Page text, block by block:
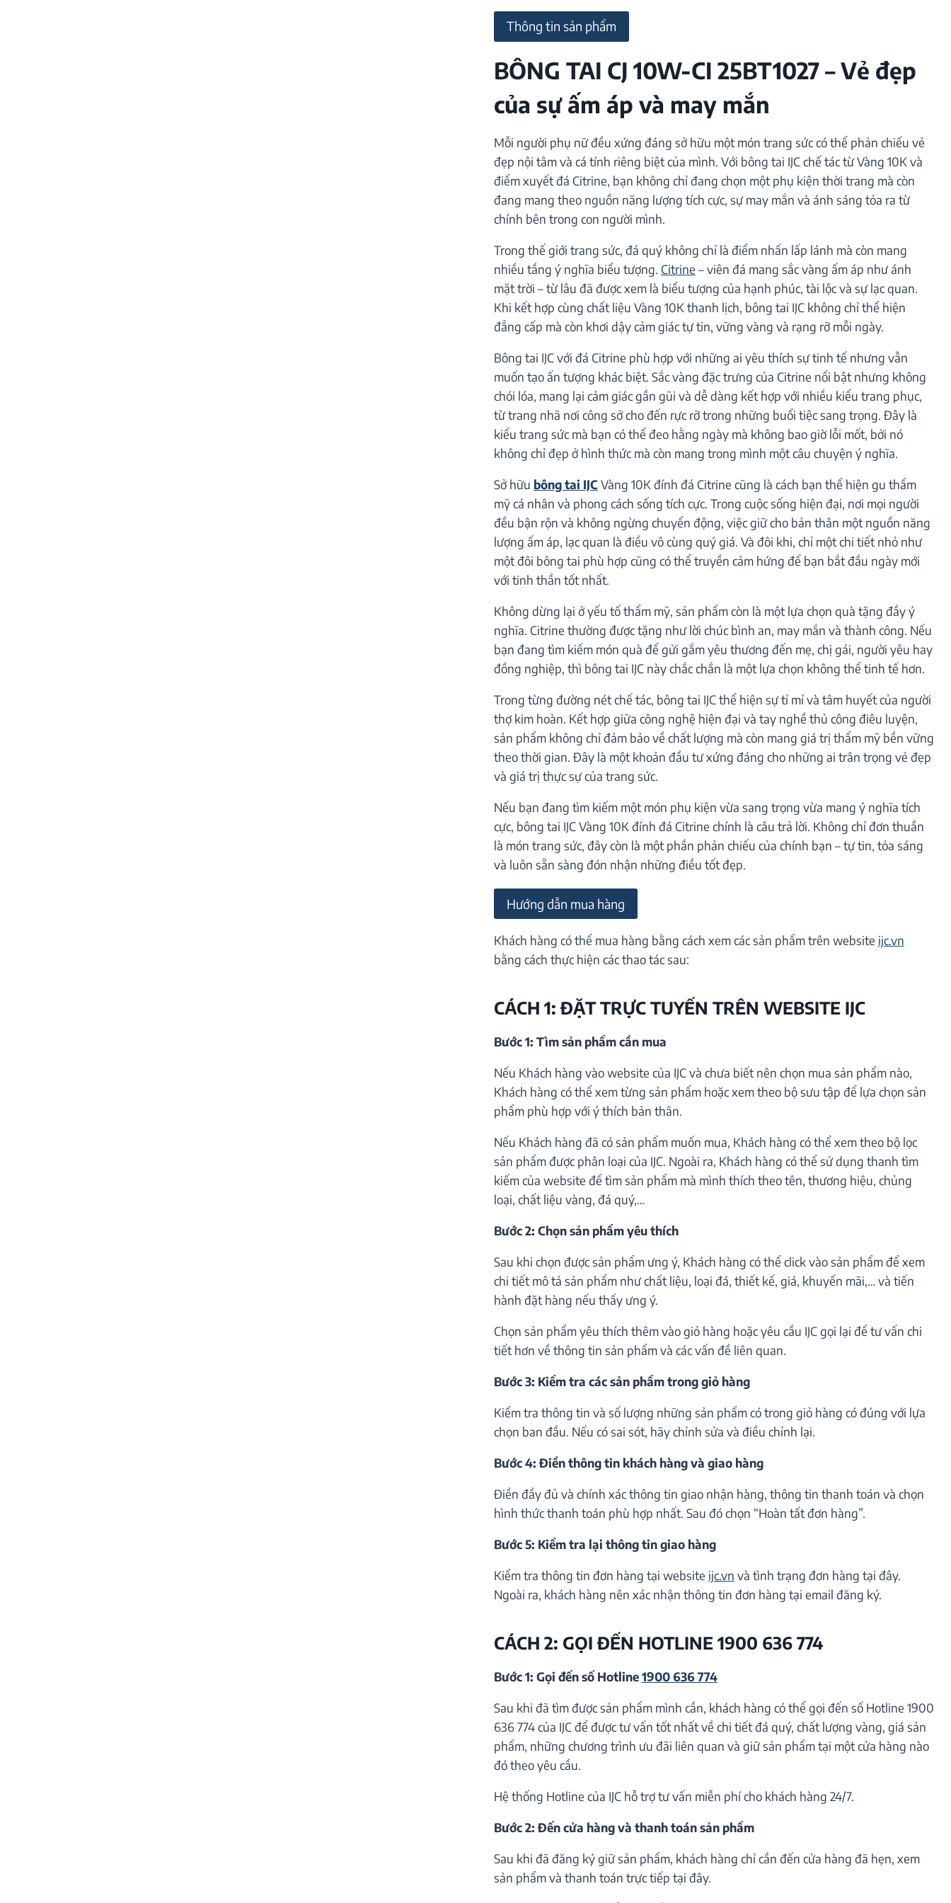
Thông tin sản phẩm
BÔNG TAI CJ 10W-CI 25BT1027– Vẻ đẹp
của sự ấm áp và may mắn
Mỗi người phụ nữ đều xứng đáng sở hữu một món trang sức có thể phản chiếu vẻ
đẹp nội tâm và cá tính riêng biệt của mình. Với bông tai IJC chế tác từ Vàng 10K và
điểm xuyết đá Citrine, bạn không chỉ đang chọn một phụ kiện thời trang mà còn
đang mang theo nguồn năng lượng tích cực, sự may mắn và ánh sáng tỏa ra từ
chính bên trong con người mình.
Trong thế giới trang sức, đá quý không chỉ là điểm nhấn lấp lánh mà còn mang
nhiều tầng ý nghĩa biểu tượng. Citrine – viên đá mang sắc vàng ấm áp như ánh
mặt trời – từ lâu đã được xem là biểu tượng của hạnh phúc, tài lộc và sự lạc quan.
Khi kết hợp cùng chất liệu Vàng 10K thanh lịch, bông tai IJC không chỉ thể hiện
đẳng cấp mà còn khơi dậy cảm giác tự tin, vững vàng và rạng rỡ mỗi ngày.
Bông tai IJC với đá Citrine phù hợp với những ai yêu thích sự tinh tế nhưng vẫn
muốn tạo ấn tượng khác biệt. Sắc vàng đặc trưng của Citrine nổi bật nhưng không
chói lóa, mang lại cảm giác gần gũi và dễ dàng kết hợp với nhiều kiểu trang phục,
từ trang nhã nơi công sở cho đến rực rỡ trong những buổi tiệc sang trọng. Đây là
kiểu trang sức mà bạn có thể đeo hằng ngày mà không bao giờ lỗi mốt, bởi nó
không chỉ đẹp ở hình thức mà còn mang trong mình một câu chuyện ý nghĩa.
Sở hữu bông tai IJCVàng 10K đính đá Citrine cũng là cách bạn thể hiện gu thẩm
mỹ cá nhân và phong cách sống tích cực. Trong cuộc sống hiện đại, nơi mọi người
đều bận rộn và không ngừng chuyển động, việc giữ cho bản thân một nguồn năng
lượng ấm áp, lạc quan là điều vô cùng quý giá. Và đôi khi, chỉ một chi tiết nhỏ như
một đôi bông tai phù hợp cũng có thể truyền cảm hứng để bạn bắt đầu ngày mới
với tinh thần tốt nhất.
Không dừng lại ở yếu tố thẩm mỹ, sản phẩm còn là một lựa chọn quà tặng đầy ý
nghĩa. Citrine thường được tặng như lời chúc bình an, may mắn và thành công. Nếu
bạn đang tìm kiếm món quà để gửi gắm yêu thương đến mẹ, chị gái, người yêu hay
đồng nghiệp, thì bông tai IJC này chắc chắn là một lựa chọn không thể tinh tế hơn.
Trong từng đường nét chế tác, bông tai IJC thể hiện sự tỉ mỉ và tâm huyết của người
thợ kim hoàn. Kết hợp giữa công nghệ hiện đại và tay nghề thủ công điêu luyện,
sản phẩm không chỉ đảm bảo về chất lượng mà còn mang giá trị thẩm mỹ bền vững
theo thời gian. Đây là một khoản đầu tư xứng đáng cho những ai trân trọng vẻ đẹp
và giá trị thực sự của trang sức.
Nếu bạn đang tìm kiếm một món phụ kiện vừa sang trọng vừa mang ý nghĩa tích
cực, bông tai IJC Vàng 10K đính đá Citrine chính là câu trả lời. Không chỉ đơn thuần
là món trang sức, đây còn là một phần phản chiếu của chính bạn – tự tin, tỏa sáng
và luôn sẵn sàng đón nhận những điều tốt đẹp.
Hướng dẫn mua hàng
Khách hàng có thể mua hàng bằng cách xem các sản phẩm trên website ijc.vn
bằng cách thực hiện các thao tác sau:
CÁCH 1: ĐẶT TRỰC TUYẾN TRÊN WEBSITE IJC
Bước 1: Tìm sản phẩm cần mua
Nếu Khách hàng vào website của IJC và chưa biết nên chọn mua sản phẩm nào,
Khách hàng có thể xem từng sản phẩm hoặc xem theo bộ sưu tập để lựa chọn sản
phẩm phù hợp với ý thích bản thân.
Nếu Khách hàng đã có sản phẩm muốn mua, Khách hàng có thể xem theo bộ lọc
sản phẩm được phân loại của IJC. Ngoài ra, Khách hàng có thể sử dụng thanh tìm
kiếm của website để tìm sản phẩm mà mình thích theo tên, thương hiệu, chủng
loại, chất liệu vàng, đá quý,…
Bước 2: Chọn sản phẩm yêu thích
Sau khi chọn được sản phẩm ưng ý, Khách hàng có thể click vào sản phẩm để xem
chi tiết mô tả sản phẩm như chất liệu, loại đá, thiết kế, giá, khuyến mãi,… và tiến
hành đặt hàng nếu thấy ưng ý.
Chọn sản phẩm yêu thích thêm vào giỏ hàng hoặc yêu cầu IJC gọi lại để tư vấn chi
tiết hơn về thông tin sản phẩm và các vấn đề liên quan.
Bước 3: Kiểm tra các sản phẩm trong giỏ hàng
Kiểm tra thông tin và số lượng những sản phẩm có trong giỏ hàng có đúng với lựa
chọn ban đầu. Nếu có sai sót, hãy chỉnh sửa và điều chỉnh lại.
Bước 4: Điền thông tin khách hàng và giao hàng
Điền đầy đủ và chính xác thông tin giao nhận hàng, thông tin thanh toán và chọn
hình thức thanh toán phù hợp nhất. Sau đó chọn “Hoàn tất đơn hàng”.
Bước 5: Kiểm tra lại thông tin giao hàng
Kiểm tra thông tin đơn hàng tại website ijc.vn và tình trạng đơn hàng tại đây.
Ngoài ra, khách hàng nên xác nhận thông tin đơn hàng tại email đăng ký.
CÁCH 2: GỌI ĐẾN HOTLINE 1900 636 774
Bước 1: Gọi đến số Hotline1900 636 774
Sau khi đã tìm được sản phẩm mình cần, khách hàng có thể gọi đến số Hotline 1900
636 774 của IJC để được tư vấn tốt nhất về chi tiết đá quý, chất lượng vàng, giá sản
phẩm, những chương trình ưu đãi liên quan và giữ sản phẩm tại một cửa hàng nào
đó theo yêu cầu.
Hệ thống Hotline của IJC hỗ trợ tư vấn miễn phí cho khách hàng 24/7.
Bước 2: Đến cửa hàng và thanh toán sản phẩm
Sau khi đã đăng ký giữ sản phẩm, khách hàng chỉ cần đến cửa hàng đã hẹn, xem
sản phẩm và thanh toán trực tiếp tại đây.